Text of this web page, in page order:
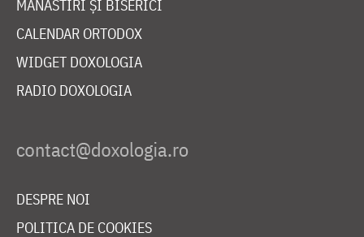
MĂNĂSTIRI ȘI BISERICI
CALENDAR ORTODOX
WIDGET DOXOLOGIA
RADIO DOXOLOGIA
DESPRE NOI
POLITICA DE COOKIES